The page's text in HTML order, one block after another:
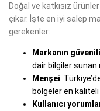
Doğal ve katkısız
çıkar. İşte en iyi salep
gerekenler:
Markanın
dair bilgiler sunan
Menşei:
bölgeler en
Kullanıcı